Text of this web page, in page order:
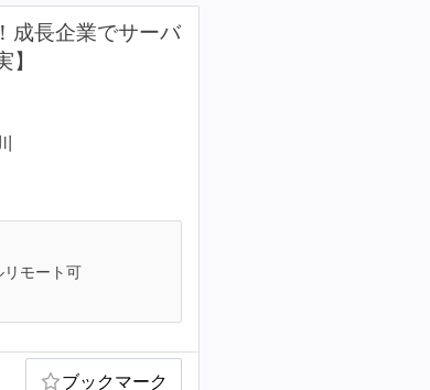
成長企業でサーバ
リモート可
ブックマーク